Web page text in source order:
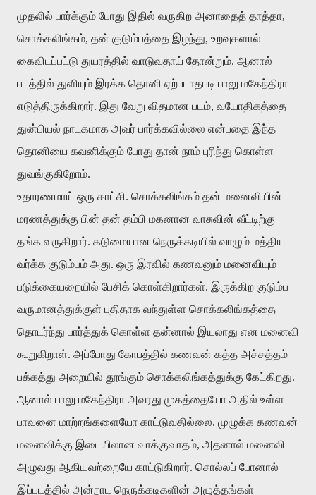
முதலில் பார்க்கும் போது இதில் வருகிற அனாதைத் தாத்தா,
சொக்கலிங்கம், தன் குடும்பத்தை இழந்து, உறவுகளால்
கைவிடப்பட்டு துயரத்தில் வாடுவதாய் தோன்றும். ஆனால்
படத்தில் துளியும் இரக்க தொனி ஏற்படாதபடி பாலு மகேந்திரா
எடுத்திருக்கிறார். இது வேறு விதமான படம், வயோதிகத்தை
துன்பியல் நாடகமாக அவர் பார்க்கவில்லை என்பதை இந்த
தொனியை கவனிக்கும் போது தான் நாம் புரிந்து கொள்ள
துவங்குகிறோம்.
உதாரணமாய் ஒரு காட்சி. சொக்கலிங்கம் தன் மனைவியின்
மரணத்துக்கு பின் தன் தம்பி மகனான வாசுவின் வீட்டிற்கு
தங்க வருகிறார். கடுமையான நெருக்கடியில் வாழும் மத்திய
வர்க்க குடும்பம் அது. ஒரு இரவில் கணவனும் மனைவியும்
படுக்கையறையில் பேசிக் கொள்கிறார்கள். இருக்கிற குடும்ப
வருமானத்துக்குள் புதிதாக வந்துள்ள சொக்கலிங்கத்தை
தொடர்ந்து பார்த்துக் கொள்ள தன்னால் இயலாது என மனைவி
கூறுகிறாள். அப்போது கோபத்தில் கணவன் கத்த அச்சத்தம்
பக்கத்து அறையில் தூங்கும் சொக்கலிங்கத்துக்கு கேட்கிறது.
ஆனால் பாலு மகேந்திரா அவரது முகத்தையோ அதில் உள்ள
பாவனை மாற்றங்களையோ காட்டுவதில்லை. முழுக்க கணவன்
மனைவிக்கு இடையிலான வாக்குவாதம், அதனால் மனைவி
அழுவது ஆகியவற்றையே காட்டுகிறார். சொல்லப் போனால்
இப்படத்தில் அன்றாட நெருக்கடிகளின் அழுத்தங்கள்